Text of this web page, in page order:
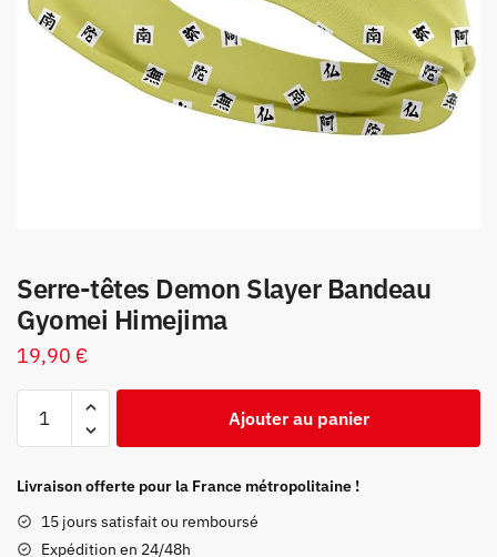
Serre-têtes Demon Slayer Bandeau
Gyomei Himejima
19,90 €
têtes
Slayer
Ajouter au panier
Livraison offerte pour la France métropolitaine !
15 jours satisfait ou remboursé
Expédition en 24/48h